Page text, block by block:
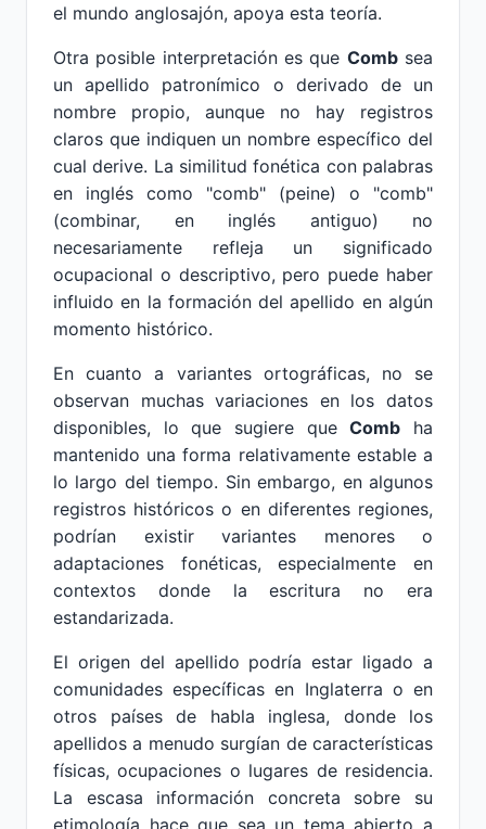
el mundo anglosajón, apoya esta teoría.
Otra posible interpretación es que Combsea
un apellido patronímico o derivado de un
nombre propio, aunque no hay registros
claros que indiquen un nombre específico del
cual derive. La similitud fonética con palabras
en inglés como "comb" (peine) o "comb"
(combinar, en inglés antiguo) no
necesariamente refleja un significado
ocupacional o descriptivo, pero puede haber
influido en la formación del apellido en algún
momento histórico.
En cuanto a variantes ortográficas, no se
observan muchas variaciones en los datos
disponibles, lo que sugiere queComb ha
mantenido una forma relativamente estable a
lo largo del tiempo. Sin embargo, en algunos
registros históricos o en diferentes regiones,
podrían existir variantes menores o
adaptaciones fonéticas, especialmente en
contextos donde la escritura no era
estandarizada.
El origen del apellido podría estar ligado a
comunidades específicas en Inglaterra o en
otros países de habla inglesa, donde los
apellidos a menudo surgían de características
físicas, ocupaciones o lugares de residencia.
La escasa información concreta sobre su
etimología hace que sea un tema abierto a